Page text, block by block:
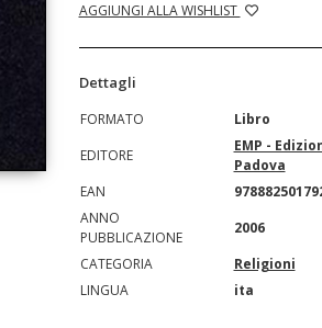
AGGIUNGI ALLA WISHLIST
Dettagli
FORMATO
Libro
EDITORE
EMP -
Padova
EAN
ANNO
PUBBLICAZIONE
2006
CATEGORIA
Religioni
LINGUA
ita